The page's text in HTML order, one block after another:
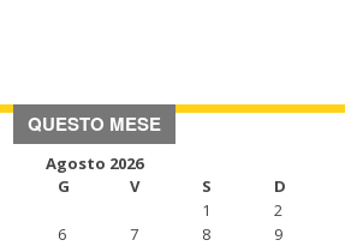
QUESTO MESE
Agosto 2026
G V S
D
1
2
6 7 8
9